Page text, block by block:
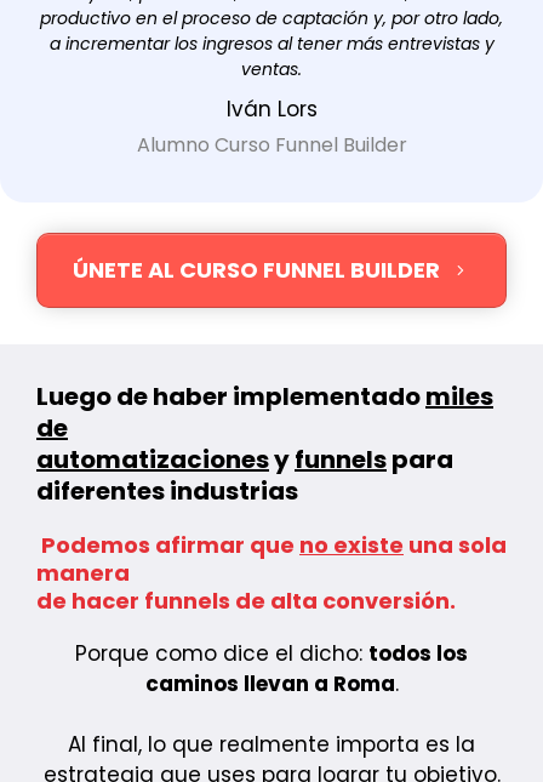
productivo en el proceso de captación y, por otro lado,
a incrementar los ingresos al tener más entrevistas y
ventas.
Iván Lors
Alumno Curso Funnel Builder
ÚNETE AL CURSO FUNNEL BUILDER
Luego de haber implementadomiles
de
automatizacionesyfunnelspara
diferentes industrias
Podemos afirmar que no existe una sola
manera
de hacer funnels de alta conversión.
Porque como dice el dicho: todos los
caminos llevan a Roma.
Al final, lo que realmente importa es la
estrategia que uses para lograr tu objetivo.